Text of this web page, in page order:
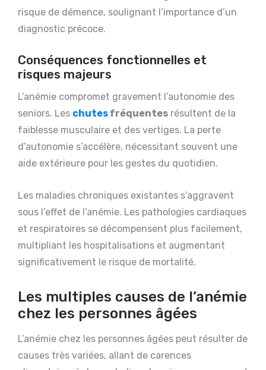
risque de démence, soulignant l’importance d’un
diagnostic précoce.
Conséquences fonctionnelles et
risques majeurs
L’anémie compromet gravement l’autonomie des
seniors. Les chutes fréquentes résultent de la
faiblesse musculaire et des vertiges. La perte
d’autonomie s’accélère, nécessitant souvent une
aide extérieure pour les gestes du quotidien.
Les maladies chroniques existantes s’aggravent
sous l’effet de l’anémie. Les pathologies cardiaques
et respiratoires se décompensent plus facilement,
multipliant les hospitalisations et augmentant
significativement le risque de mortalité.
Les multiples causes de l’anémie
chez les personnes âgées
L’anémie chez les personnes âgées peut résulter de
causes très variées, allant de carences